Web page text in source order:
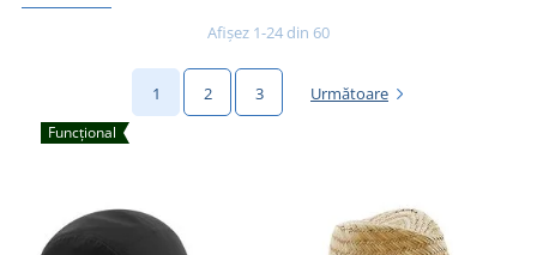
Afișez 1-24 din 60
1 2 3 Următoare
Funcțional